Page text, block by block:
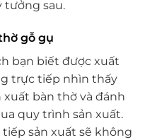
tưởng sau.
gỗ gụ
bạn biết được xuất
trực tiếp nhìn thấy
bàn thờ và đánh
quy trình sản xuất.
sản xuất sẽ không